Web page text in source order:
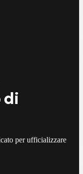
di
per ufficializzare